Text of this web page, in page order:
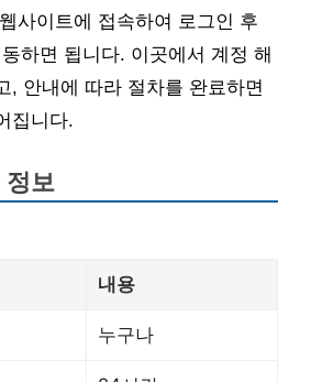
사이트에 접속하여 로그인 후
동하면 됩니다. 이곳에서 계정 해
, 안내에 따라 절차를 완료하면
집니다.
정보
내용
누구나